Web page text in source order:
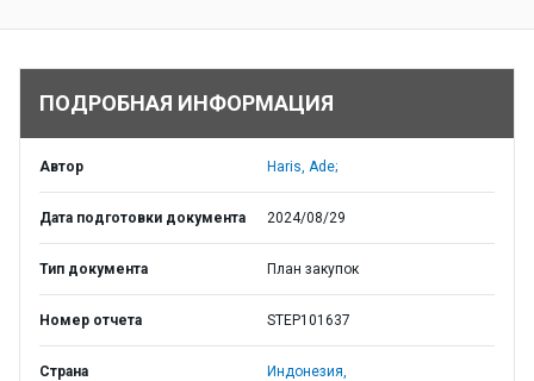
ПОДРОБНАЯ ИНФОРМАЦИЯ
Автор Haris, Ade;
Дата подготовки документа 2024/08/29
Тип документа План закупок
Номер отчета STEP101637
Страна Индонезия,